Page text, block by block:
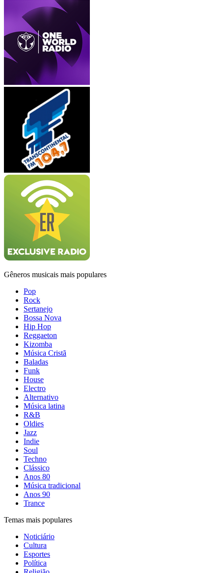
Gêneros musicais mais populares
Pop
Rock
Sertanejo
Bossa Nova
Hip Hop
Reggaeton
Kizomba
Música Cristã
Baladas
Funk
House
Electro
Alternativo
Música latina
R&B
Oldies
Jazz
Indie
Soul
Techno
Clássico
Anos 80
Música tradicional
Anos 90
Trance
Temas mais populares
Noticiário
Cultura
Esportes
Política